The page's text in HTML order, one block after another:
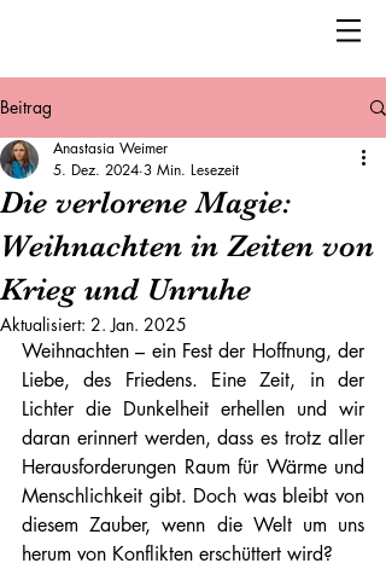
Beitrag
Die verlorene Magie:
Weihnachten in Zeiten von
Krieg und Unruhe
Anastasia Weimer
5. Dez. 2024 3 Min. Lesezeit
Aktualisiert: 2. Jan. 2025
Weihnachten – ein Fest der Hoffnung, der
Liebe, des Friedens. Eine Zeit, in der
Lichter die Dunkelheit erhellen und wir
daran erinnert werden, dass es trotz aller
Herausforderungen Raum für Wärme und
Menschlichkeit gibt. Doch was bleibt von
diesem Zauber, wenn die Welt um uns
herum von Konflikten erschüttert wird?